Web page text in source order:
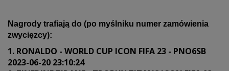
Nagrody trafiają do (po myślniku numer zamówienia
zwycięzcy):
1. RONALDO - WORLD CUP ICON FIFA 23 - PNO6SB
2023-06-20 23:10:24